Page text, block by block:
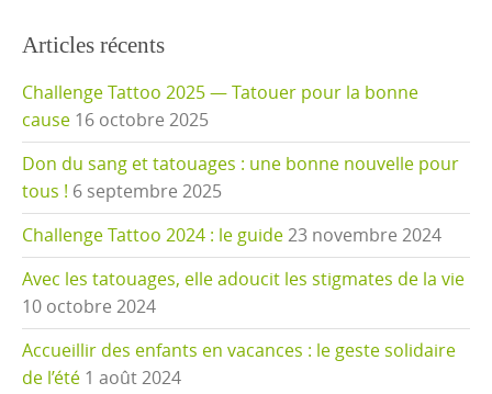
Articles récents
Challenge Tattoo 2025 — Tatouer pour la bonne
cause 16 octobre 2025
Don du sang et tatouages : une bonne nouvelle pour
tous ! 6 septembre 2025
Challenge Tattoo 2024 : le guide23 novembre 2024
Avec les tatouages, elle adoucit les stigmates de la vie
10 octobre 2024
Accueillir des enfants en vacances : le geste solidaire
de l’été 1 août 2024